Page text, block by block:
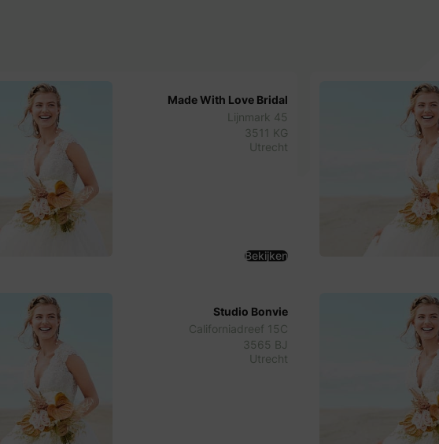
Made With Love Bridal
Lijnmark 45
3511 KG
Utrecht
Bekijken
Studio Bonvie
Californiadreef 15C
3565 BJ
Utrecht